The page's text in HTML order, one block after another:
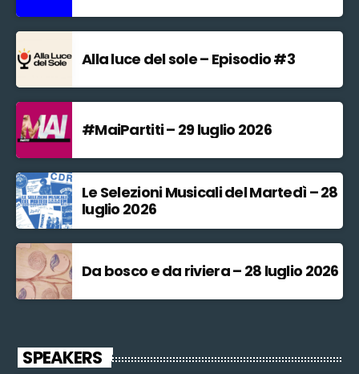
Alla luce del sole – Episodio #3
#MaiPartiti – 29 luglio 2026
Le Selezioni Musicali del Martedì – 28
luglio 2026
Da bosco e da riviera – 28 luglio 2026
SPEAKERS